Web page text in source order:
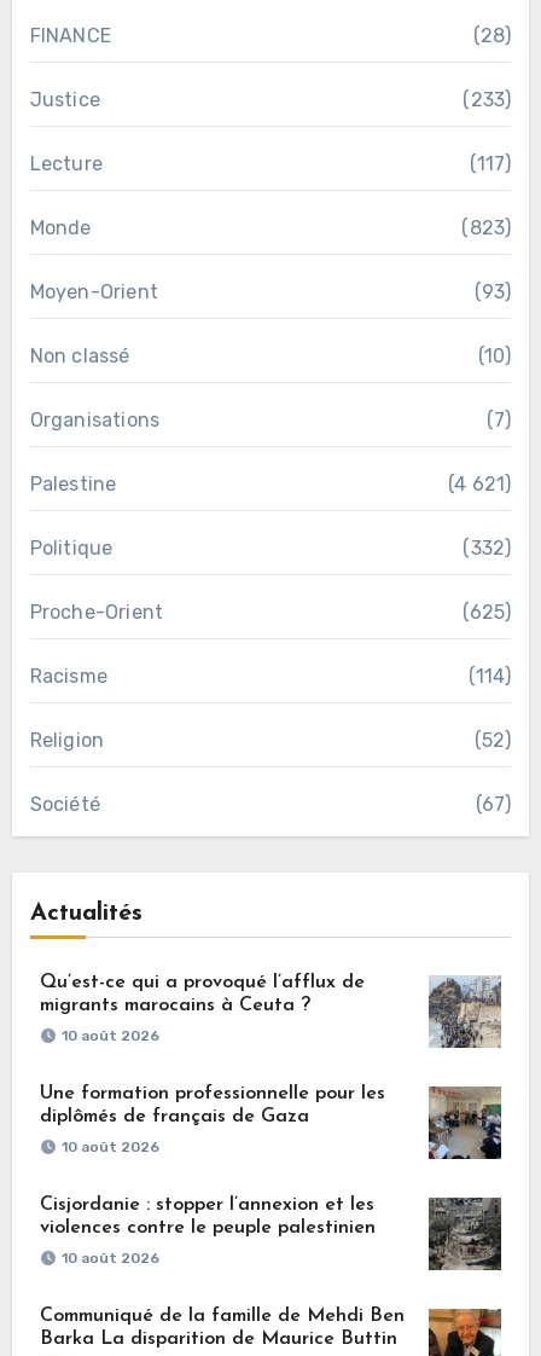
FINANCE (28)
Justice (233)
Lecture (117)
Monde (823)
Moyen-Orient (93)
Non classé (10)
Organisations (7)
Palestine (4 621)
Politique (332)
Proche-Orient (625)
Racisme (114)
Religion (52)
Société (67)
Actualités
Qu’est-ce qui a provoqué l’afflux de
migrants marocains à Ceuta ?
10 août 2026
Une formation professionnelle pour les
diplômés de français de Gaza
10 août 2026
Cisjordanie : stopper l’annexion et les
violences contre le peuple palestinien
10 août 2026
Communiqué de la famille de Mehdi Ben
Barka La disparition de Maurice Buttin